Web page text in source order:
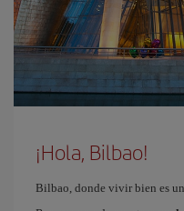
¡Hola, Bilbao!
Bilbao, donde vivir bien es